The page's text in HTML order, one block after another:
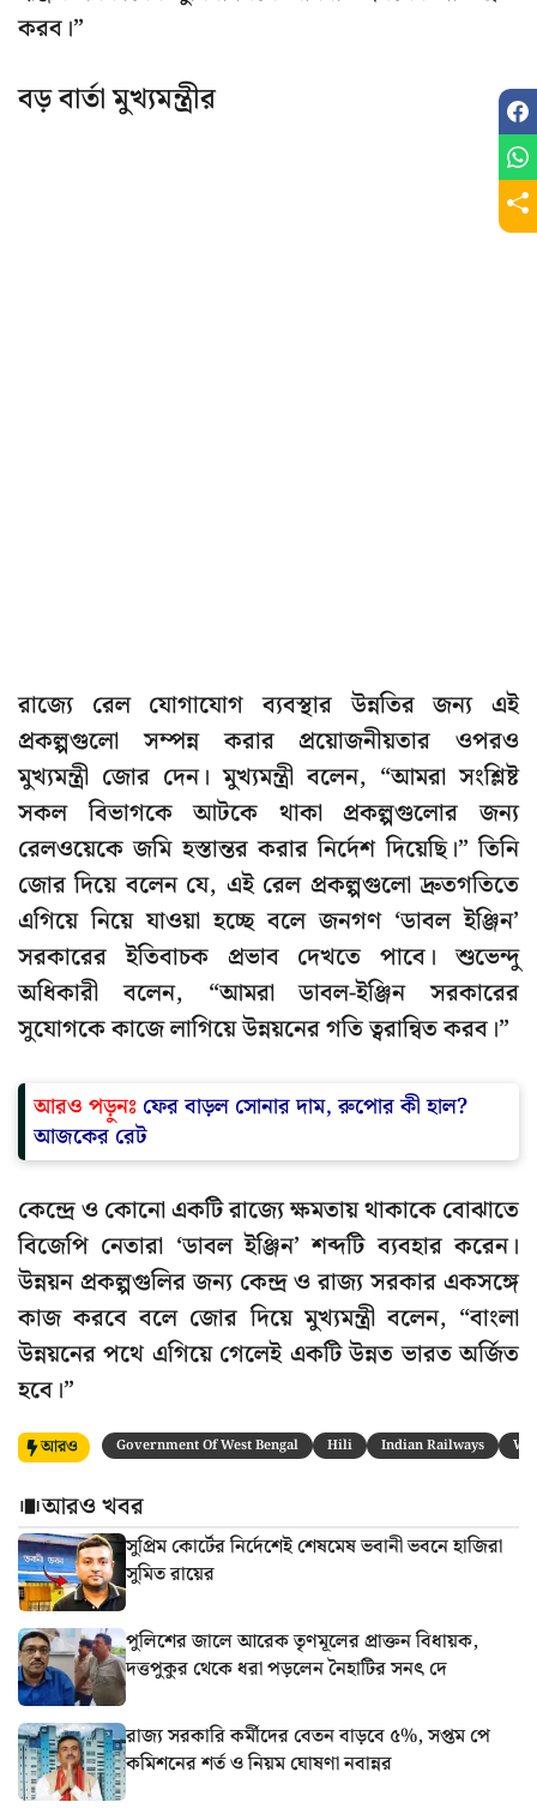
করব।”
বড় বার্তা মুখ্যমন্ত্রীর
রাজ্যে রেল যোগাযোগ ব্যবস্থার উন্নতির জন্য এই
প্রকল্পগুলো সম্পন্ন করার প্রয়োজনীয়তার ওপরও
মুখ্যমন্ত্রী জোর দেন। মুখ্যমন্ত্রী বলেন, “আমরা সংশ্লিষ্ট
সকল বিভাগকে আটকে থাকা প্রকল্পগুলোর জন্য
রেলওয়েকে জমি হস্তান্তর করার নির্দেশ দিয়েছি।” তিনি
জোর দিয়ে বলেন যে, এই রেল প্রকল্পগুলো দ্রুতগতিতে
এগিয়ে নিয়ে যাওয়া হচ্ছে বলে জনগণ ‘ডাবল ইঞ্জিন’
সরকারের ইতিবাচক প্রভাব দেখতে পাবে। শুভেন্দু
অধিকারী বলেন, “আমরা ডাবল-ইঞ্জিন সরকারের
সুযোগকে কাজে লাগিয়ে উন্নয়নের গতি ত্বরান্বিত করব।”
আরও পড়ুনঃ ফের বাড়ল সোনার দাম, রুপোর কী হাল?
আজকের রেট
কেন্দ্রে ও কোনো একটি রাজ্যে ক্ষমতায় থাকাকে বোঝাতে
বিজেপি নেতারা ‘ডাবল ইঞ্জিন’ শব্দটি ব্যবহার করেন।
উন্নয়ন প্রকল্পগুলির জন্য কেন্দ্র ও রাজ্য সরকার একসঙ্গে
কাজ করবে বলে জোর দিয়ে মুখ্যমন্ত্রী বলেন, “বাংলা
উন্নয়নের পথে এগিয়ে গেলেই একটি উন্নত ভারত অর্জিত
হবে।”
আরও Government Of West Bengal Hili Indian Railways
আরও খবর
সুপ্রিম কোর্টের নির্দেশেই শেষমেষ ভবানী ভবনে হাজিরা
সুমিত রায়ের
পুলিশের জালে আরেক তৃণমূলের প্রাক্তন বিধায়ক,
দত্তপুকুর থেকে ধরা পড়লেন নৈহাটির সনৎ দে
রাজ্য সরকারি কর্মীদের বেতন বাড়বে ৫%, সপ্তম পে
কমিশনের শর্ত ও নিয়ম ঘোষণা নবান্নর